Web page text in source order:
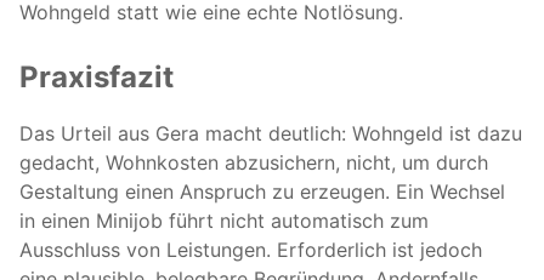
Wohngeld statt wie eine echte Notlösung.
Praxisfazit
Das Urteil aus Gera macht deutlich: Wohngeld ist dazu
gedacht, Wohnkosten abzusichern, nicht, um durch
Gestaltung einen Anspruch zu erzeugen. Ein Wechsel
in einen Minijob führt nicht automatisch zum
Ausschluss von Leistungen. Erforderlich ist jedoch